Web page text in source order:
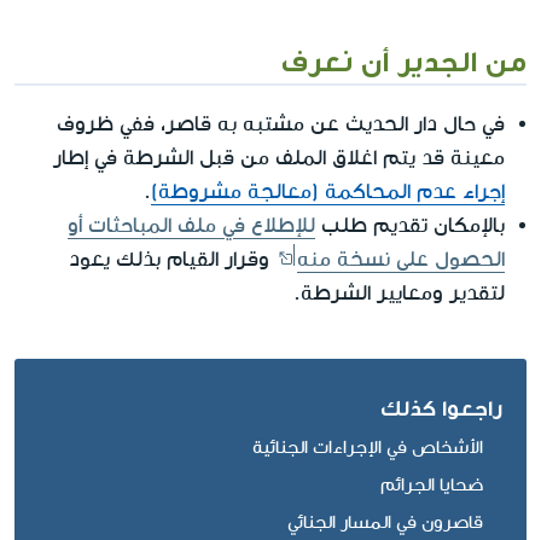
من الجدير أن نعرف
في حال دار الحديث عن مشتبه به قاصر، ففي ظروف
معينة قد يتم اغلاق الملف من قبل الشرطة في إطار
إجراء عدم المحاكمة (معالجة مشروطة).
بالإمكان تقديم طلب للإطلاع في ملف المباحثات أو
الحصول على نسخة منه
وقرار القيام بذلك يعود
لتقدير ومعايير الشرطة.
راجعوا كذلك
الأشخاص في الإجراءات الجنائية
ضحايا الجرائم
قاصرون في المسار الجنائي